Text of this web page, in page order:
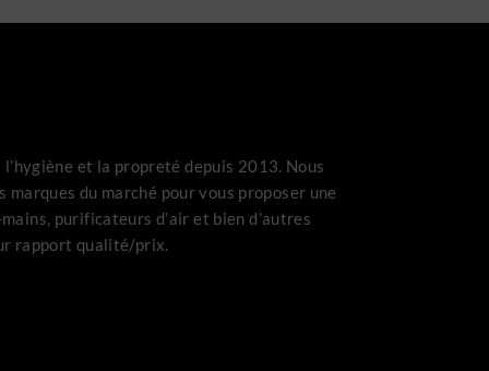
et la propreté depuis 2013. Nous
du marché pour vous proposer une
purificateurs d’air et bien d’autres
rapport qualité/prix.